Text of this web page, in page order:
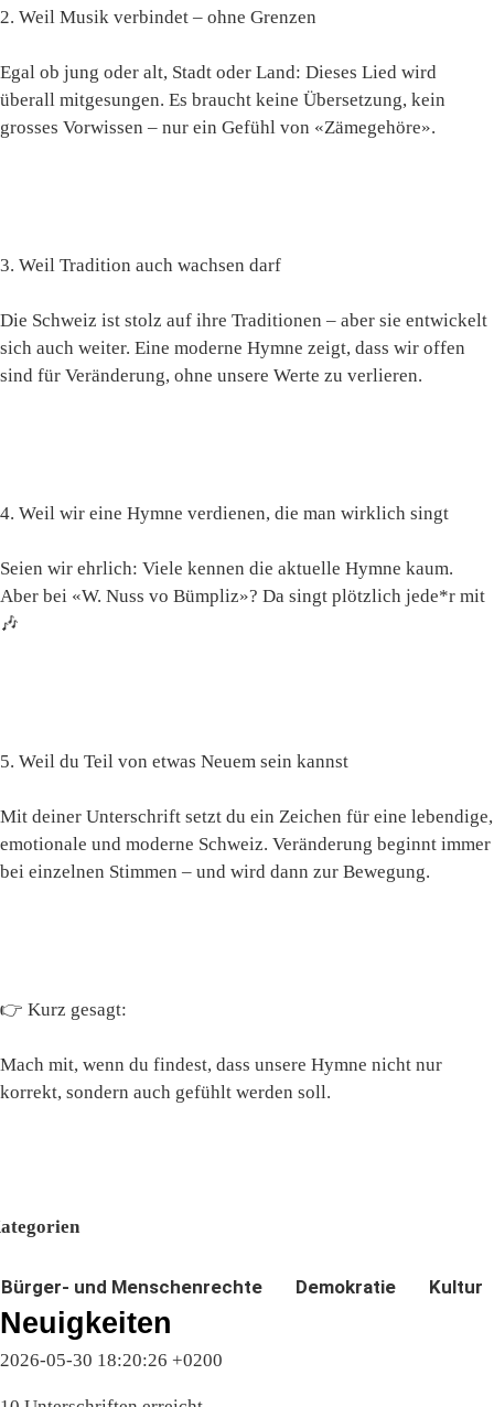
2. Weil Musik verbindet – ohne Grenzen
Egal ob jung oder alt, Stadt oder Land: Dieses Lied wird
überall mitgesungen. Es braucht keine Übersetzung, kein
grosses Vorwissen – nur ein Gefühl von «Zämegehöre».
3. Weil Tradition auch wachsen darf
Die Schweiz ist stolz auf ihre Traditionen – aber sie entwickelt
sich auch weiter. Eine moderne Hymne zeigt, dass wir offen
sind für Veränderung, ohne unsere Werte zu verlieren.
4. Weil wir eine Hymne verdienen, die man wirklich singt
Seien wir ehrlich: Viele kennen die aktuelle Hymne kaum.
Aber bei «W. Nuss vo Bümpliz»? Da singt plötzlich jede*r mit
🎶
5. Weil du Teil von etwas Neuem sein kannst
Mit deiner Unterschrift setzt du ein Zeichen für eine lebendige,
emotionale und moderne Schweiz. Veränderung beginnt immer
bei einzelnen Stimmen – und wird dann zur Bewegung.
👉 Kurz gesagt:
Mach mit, wenn du findest, dass unsere Hymne nicht nur
korrekt, sondern auch gefühlt werden soll.
Bürger- und Menschenrechte Demokratie Kultur
Neuigkeiten
2026-05-30 18:20:26 +0200